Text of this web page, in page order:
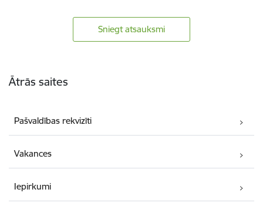
Sniegt atsauksmi
Ātrās saites
Pašvaldības rekvizīti
Vakances
Iepirkumi